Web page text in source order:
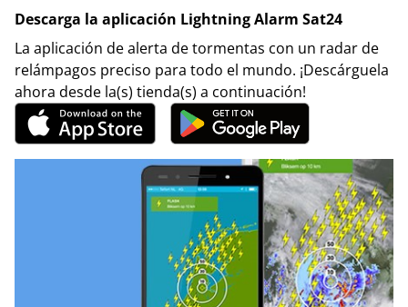
Descarga la aplicación Lightning Alarm Sat24
La aplicación de alerta de tormentas con un radar de
relámpagos preciso para todo el mundo. ¡Descárguela
ahora desde la(s) tienda(s) a continuación!